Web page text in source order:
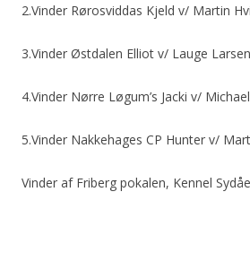
2.Vinder Rørosviddas Kjeld v/ Martin
3.Vinder Østdalen Elliot v/ Lauge Larsen
4.Vinder Nørre Løgum’s Jacki v/
5.Vinder Nakkehages CP Hunter v/
Vinder af Friberg pokalen, Kennel